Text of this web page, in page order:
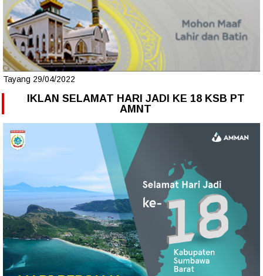
Tayang 29/04/2022
IKLAN SELAMAT HARI JADI KE 18 KSB PT
AMNT